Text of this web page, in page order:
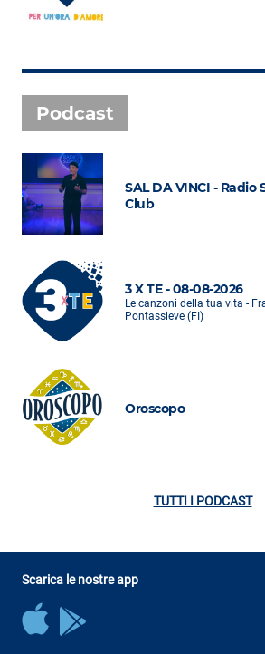
Podcast
SAL DA VINCI - Radio
Club
3 X TE - 08-08-2026
Le canzoni della tua vita -
Pontassieve (FI)
Oroscopo
TUTTI I PODCAST
Scarica le nostre app